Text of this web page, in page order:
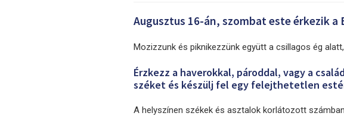
Augusztus 16-án, szombat este érkezik
Mozizzunk és piknikezzünk együtt a csillagos ég
Érzkezz a haverokkal, pároddal, vagy a
széket és készülj fel egy felejthetetlen
A helyszínen székek és asztalok korlátozott